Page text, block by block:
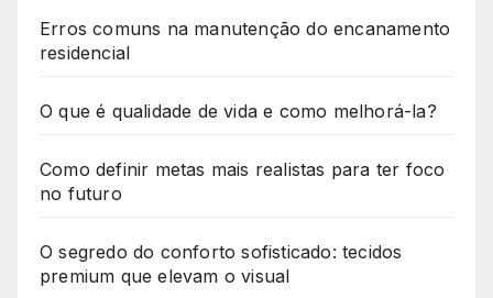
Erros comuns na manutenção do encanamento
residencial
O que é qualidade de vida e como melhorá-la?
Como definir metas mais realistas para ter foco
no futuro
O segredo do conforto sofisticado: tecidos
premium que elevam o visual